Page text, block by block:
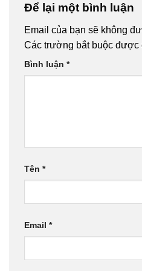
Để lại một bình luận
Email của bạn sẽ không
Các trường bắt buộc được
Bình luận *
Tên *
Email *